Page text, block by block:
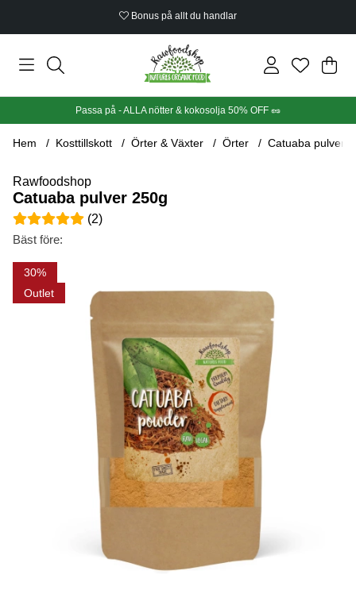
Bonus på allt du handlar
Din
.
Passa på - ALLA nötter & kokosolja 50% OFF 🥜
Hem Kosttillskott Örter & Växter Örter Catuaba pulver
Rawfoodshop
Catuaba pulver 250g
Medelbetyg 5 av 5 Antal betyg 2
(2)
Bäst före:
30
Outlet
Produktbilder Catuaba pulver 250g